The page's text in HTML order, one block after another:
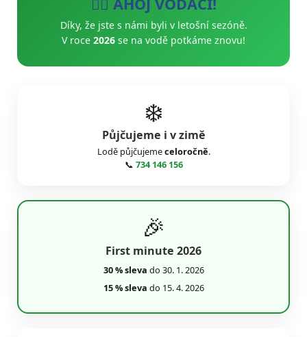
Díky, že jste s námi byli v letošní sezóně.
V roce 2026 se na vodě potkáme znovu!
❄️
Půjčujeme i v zimě
Lodě půjčujemeceloročně.
📞 734 146 156
🎉
First minute 2026
30 % sleva do 30. 1. 2026
15 % sleva do 15. 4. 2026